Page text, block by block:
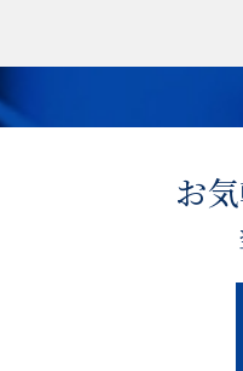
お